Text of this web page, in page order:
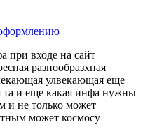
при входе на сайт
разнообразхная
улвекающая еще
та и еще какая инфа нужны
и не только может
может космосу